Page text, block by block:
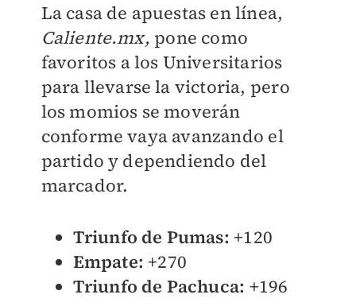
La casa de apuestas en línea,
Caliente.mx, pone como
favoritos a los Universitarios
para llevarse la victoria, pero
los momios se moverán
conforme vaya avanzando el
partido y dependiendo del
marcador.
Triunfo de Pumas:+120
Empate: +270
Triunfo de Pachuca: +196